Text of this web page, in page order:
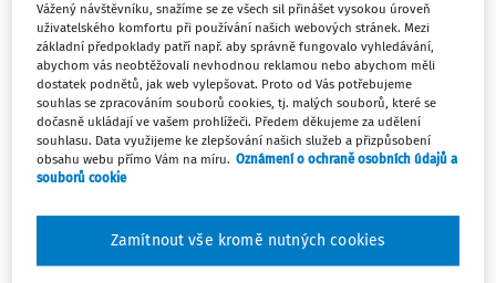
relevantním důkazem, neboť zde chybí jednoznačná a
nezpochybnitelná identifikace vzorku a není vyloučena
případná manipulace se vzorkem (jeho záměna, změna
chemického složení, atp.).
K předpisům:
Rozsudek Nejvyššího správního soudu ze dne 12. 4. 2018.
sp. zn.7 Afs 259/2017,www.nssoud.cz
Vážený návštěvníku, snažíme se ze všech sil přinášet vysokou úroveň
uživatelského komfortu při používání našich webových stránek. Mezi
základní předpoklady patří např. aby správně fungovalo vyhledávání,
abychom vás neobtěžovali nevhodnou reklamou nebo abychom měli
dostatek podnětů, jak web vylepšovat. Proto od Vás potřebujeme
souhlas se zpracováním souborů cookies, tj. malých souborů, které se
dočasně ukládají ve vašem prohlížeči. Předem děkujeme za udělení
souhlasu. Data využijeme ke zlepšování našich služeb a přizpůsobení
obsahu webu přímo Vám na míru. Oznámení o ochraně osobních údajů a
souborů cookie
Zamítnout vše kromě nutných cookies